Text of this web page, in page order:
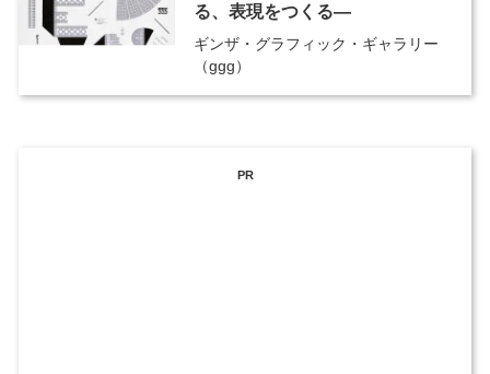
る、表現をつくる―
ギンザ・グラフィック・ギャラリー
（ggg）
PR